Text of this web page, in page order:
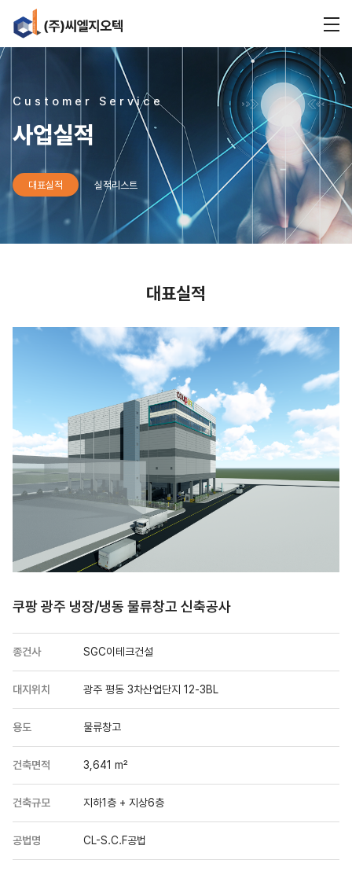
Customer Service
사업실적
대표실적 실적리스트
대표실적
쿠팡 광주 냉장/냉동 물류창고 신축공사
종건사 SGC이테크건설
대지위치 광주 평동 3차산업단지 12-3BL
용도 물류창고
건축면적 3,641 m²
건축규모 지하1층 + 지상6층
공법명 CL-S.C.F공법